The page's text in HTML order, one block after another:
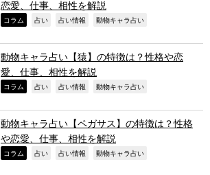
恋愛、仕事、相性を解説
コラム 占い 占い情報 動物キャラ占い
動物キャラ占い【猿】の特徴は？性格や恋
愛、仕事、相性を解説
コラム 占い 占い情報 動物キャラ占い
動物キャラ占い【ペガサス】の特徴は？性格
や恋愛、仕事、相性を解説
コラム 占い 占い情報 動物キャラ占い